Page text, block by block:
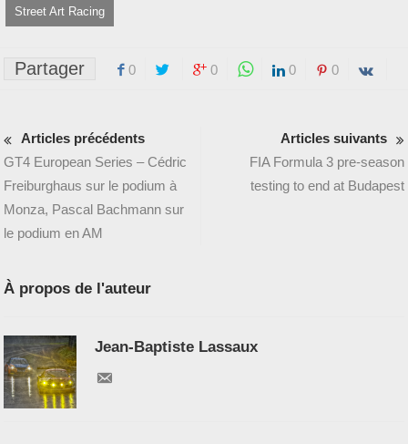
Street Art Racing
Partager 0 0 0 0
Articles précédents
GT4 European Series – Cédric
Freiburghaus sur le podium à
Monza, Pascal Bachmann sur
le podium en AM
Articles suivants
FIA Formula 3 pre-season
testing to end at Budapest
À propos de l'auteur
Jean-Baptiste Lassaux